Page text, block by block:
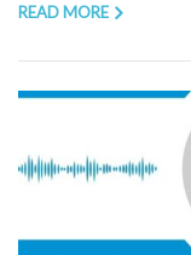
READ MORE